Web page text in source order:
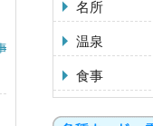
名所
温泉
食事